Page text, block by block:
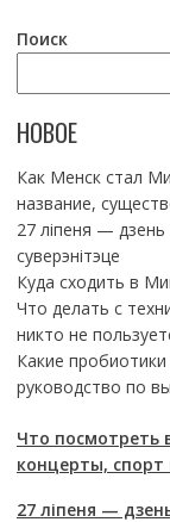
Поиск
НОВОЕ
Как Менск стал
название,
27 ліпеня — дзень
суверэнітэце
Куда сходить в
Что делать с
никто не
Какие
руководство по
Что посмотреть
концерты, спорт
27 ліпеня —